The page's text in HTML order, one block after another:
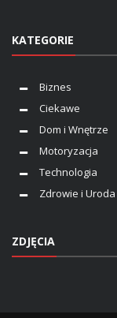
KATEGORIE
Biznes
Ciekawe
Dom i Wnętrze
Motoryzacja
Technologia
Zdrowie i Uroda
ZDJĘCIA